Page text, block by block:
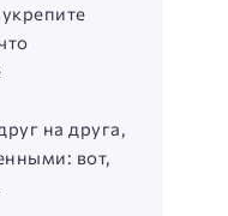
на друга,
вот,